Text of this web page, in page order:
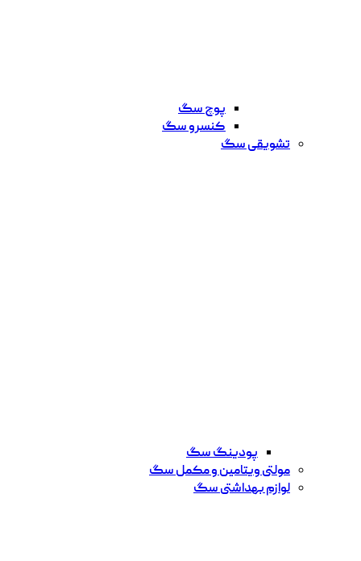
پوچ سگ
کنسرو سگ
تشویقی سگ
پودینگ سگ
مولتی ویتامین و مکمل سگ
لوازم بهداشتی سگ